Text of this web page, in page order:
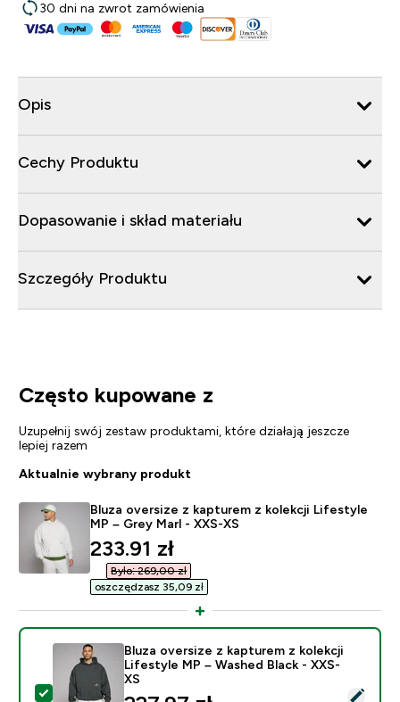
30 dni na zwrot zamówienia
Opis
Cechy Produktu
Dopasowanie i skład materiału
Szczegóły Produktu
Często kupowane z
Uzupełnij swój zestaw produktami, które działają jeszcze
lepiej razem
Aktualnie wybrany produkt
Bluza oversize z kapturem z kolekcji Lifestyle
MP – Grey Marl - XXS-XS
discounted price
233.91 zł‎
Było: 269,00 zł‎
oszczędzasz 35,09 zł‎
Wybierz ten produkt - Bluza oversize z kapturem z
Bluza oversize z kapturem z kolekcji
Lifestyle MP – Washed Black - XXS-
XS